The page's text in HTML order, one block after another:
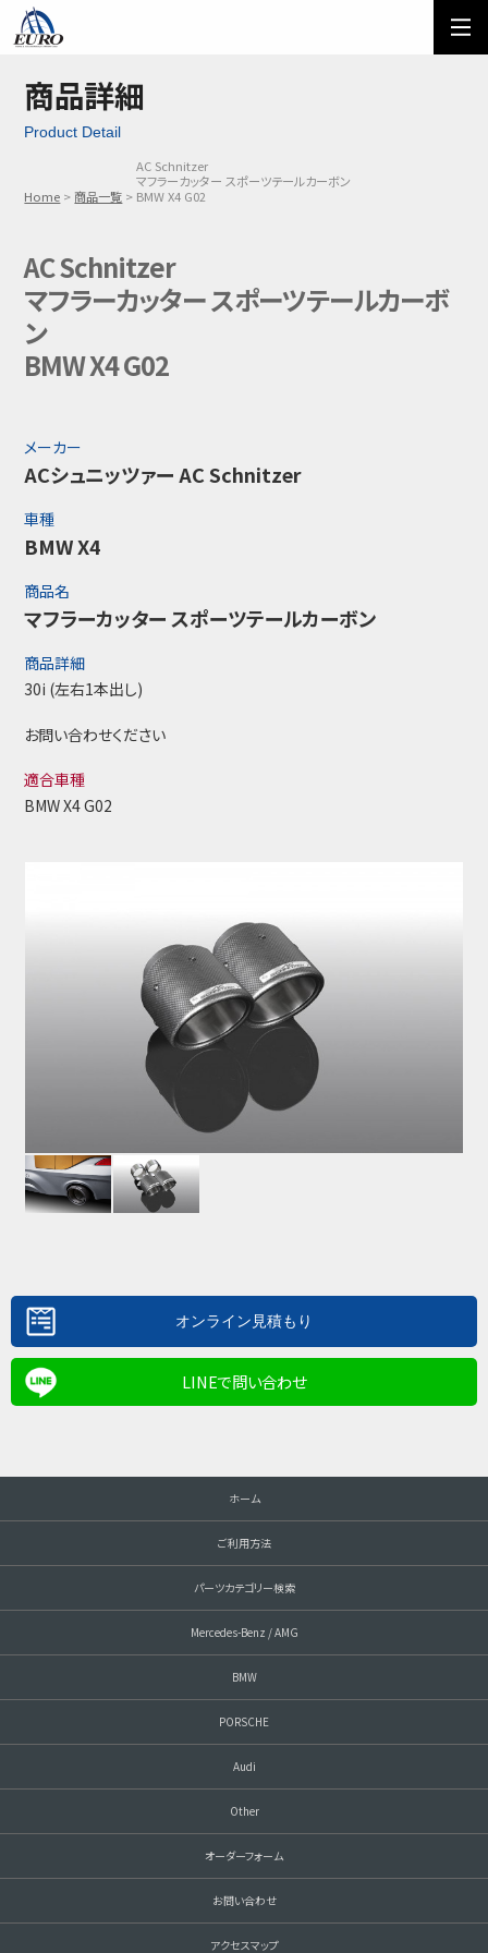
ご利用方法
メール問い合わせ
03-5674-7742
商品詳細
Product Detail
Home 商品一覧
AC Schnitzer
マフラーカッター スポーツテールカーボン
BMW X4 G02
AC Schnitzer
マフラーカッター スポーツテールカーボ
ン
BMW X4 G02
メーカー
ACシュニッツァー AC Schnitzer
車種
BMW X4
商品名
マフラーカッター スポーツテールカーボン
商品詳細
30i (左右1本出し)
お問い合わせください
適合車種
BMW X4 G02
LINEで問い合わせ
ホーム
ご利用方法
パーツカテゴリー検索
Mercedes-Benz / AMG
BMW
PORSCHE
Audi
Other
オーダーフォーム
お問い合わせ
アクセスマップ